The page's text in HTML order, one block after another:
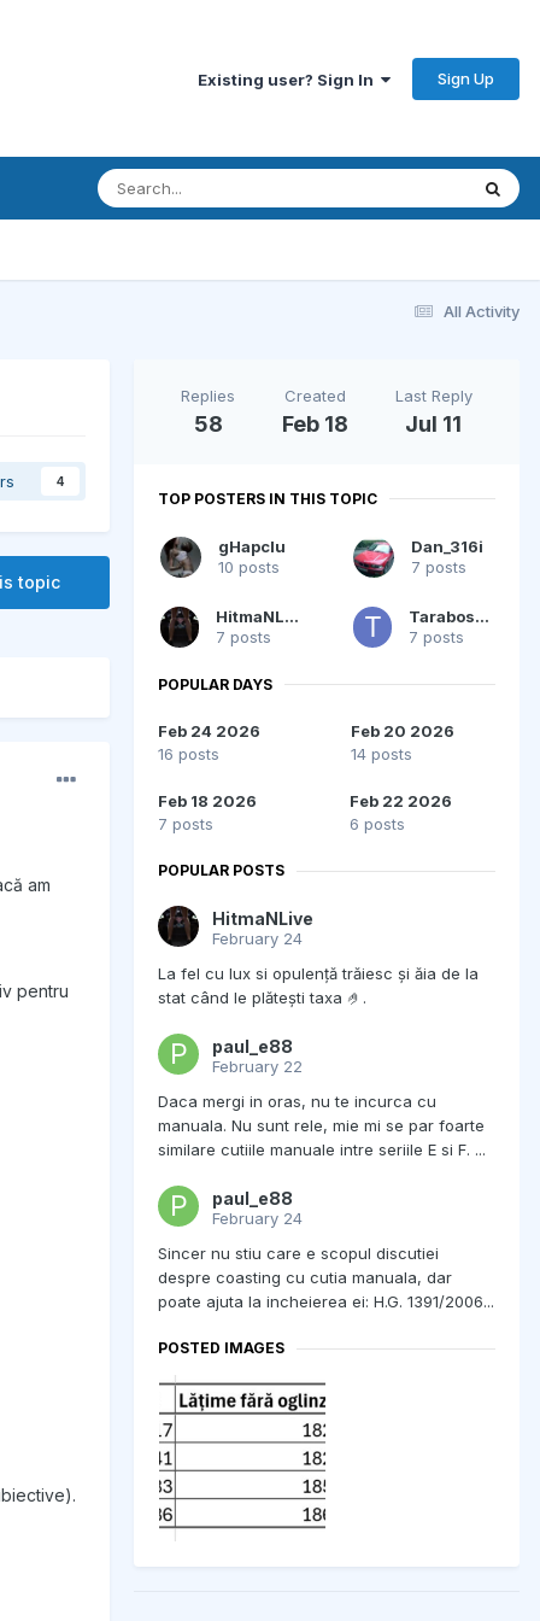
Existing user? Sign In Sign Up
All Activity
4
topic
am
pentru
Replies
58
Created
Feb 18
Last Reply
Jul 11
TOP POSTERS IN THIS TOPIC
gHapcIu
10 posts
Dan_316i
7 posts
HitmaNLive
7 posts
Tarabostes
7 posts
POPULAR DAYS
Feb 24 2026
16 posts
Feb 20 2026
14 posts
Feb 18 2026
7 posts
Feb 22 2026
6 posts
POPULAR POSTS
HitmaNLive
February 24
La fel cu lux si opulență trăiesc și ăia de la
stat când le plătești taxa 🤌.
paul_e88
February 22
Daca mergi in oras, nu te incurca cu
manuala. Nu sunt rele, mie mi se par foarte
similare cutiile manuale intre seriile E si F. ...
paul_e88
February 24
Sincer nu stiu care e scopul discutiei
despre coasting cu cutia manuala, dar
poate ajuta la incheierea ei: H.G. 1391/2006...
POSTED IMAGES